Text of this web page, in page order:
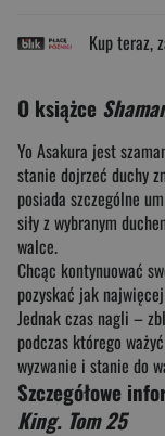
Kup teraz,
O książce
Yo Asakura jest
stanie dojrzeć duchy
posiada szczególne
siły z wybranym
walce.
Chcąc kontynuować
pozyskać jak
Jednak czas nagli –
podczas którego
wyzwanie i stanie do
Szczegółowe
King. Tom 25